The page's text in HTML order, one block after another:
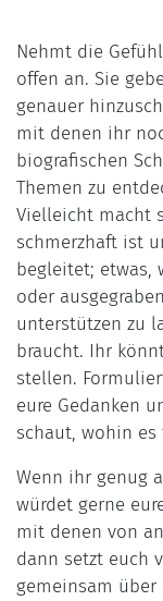
Nehmt die
offen an. Sie
genauer
mit denen ihr
biografischen
Themen zu
Vielleicht macht
schmerzhaft ist
begleitet; etwas,
oder
unterstützen zu
braucht. Ihr
stellen.
eure Gedanken
schaut, wohin es
Wenn ihr genug
würdet gerne
mit denen von
dann setzt euch
gemeinsam über